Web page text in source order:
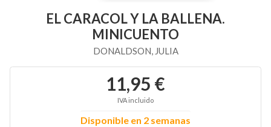
EL CARACOL Y LA BALLENA.
MINICUENTO
DONALDSON, JULIA
11,95 €
IVA incluido
Disponible en 2 semanas